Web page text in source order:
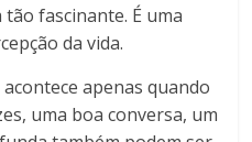
fascinante. É uma
da vida.
apenas quando
uma boa conversa, um